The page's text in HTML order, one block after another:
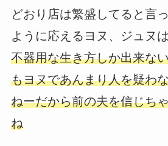
どおり店は繁盛してると言
ように応えるヨヌ、ジュヌ
不器用な生き方しか出来な
もヨヌであんまり人を疑わ
ねーだから前の夫を信じち
ね